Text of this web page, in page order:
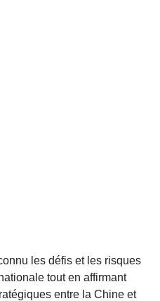
les défis et les risques
tout en affirmant
entre la Chine et